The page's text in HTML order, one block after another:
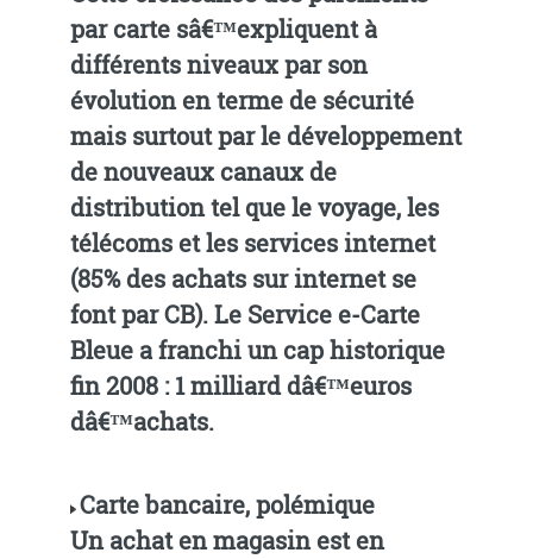
par carte sâ€™expliquent à
différents niveaux par son
évolution en terme de sécurité
mais surtout par le développement
de nouveaux canaux de
distribution tel que le voyage, les
télécoms et les services internet
(85% des achats sur internet se
font par CB). Le Service e-Carte
Bleue a franchi un cap historique
fin 2008 : 1 milliard dâ€™euros
dâ€™achats.
Carte bancaire, polémique
Un achat en magasin est en